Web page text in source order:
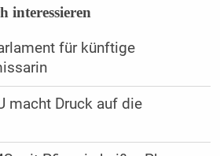
interessieren
für künftige
macht Druck auf die